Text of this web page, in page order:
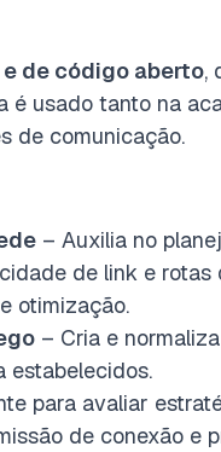
de código aberto,
é usado tanto na
de comunicação.
– Auxilia no
de link e
otimização.
– Cria e
estabelecidos.
para avaliar
de conexão e